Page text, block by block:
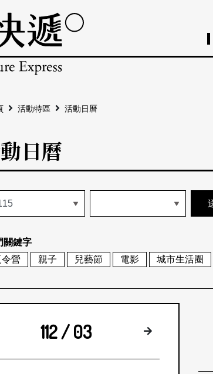
活動特區 活動日曆
日曆
關鍵字
令營
親子 兒藝節 電影 城市生活圈
112 / 03 下個月